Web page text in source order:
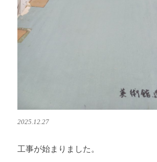
2025.12.27
工事が始まりました。